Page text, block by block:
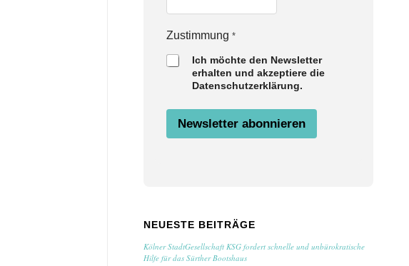
E
u
t
N
m
Zustimmung *
Ich möchte den Newsletter
erhalten und akzeptiere die
Datenschutzerklärung.
Newsletter abonnieren
NEUESTE BEITRÄGE
Kölner StadtGesellschaft KSG fordert schnelle und unbürokratische
Hilfe für das Sürther Bootshaus